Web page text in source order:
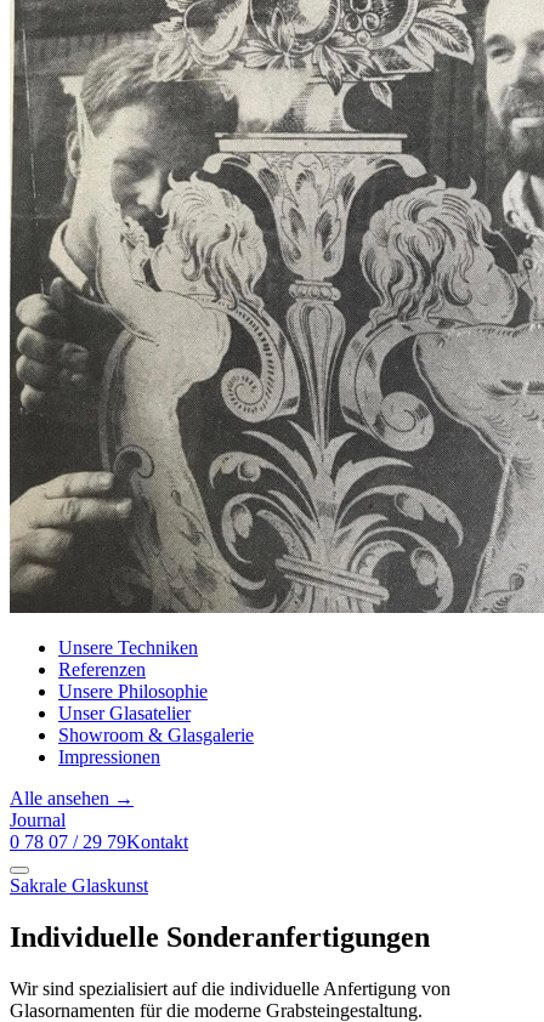
Unsere Techniken
Referenzen
Unsere Philosophie
Unser Glasatelier
Showroom & Glasgalerie
Impressionen
Alle ansehen →
Journal
0 78 07 / 29 79Kontakt
Sakrale Glaskunst
Individuelle Sonderanfertigungen
Wir sind spezialisiert auf die individuelle Anfertigung von
Glasornamenten für die moderne Grabsteingestaltung.